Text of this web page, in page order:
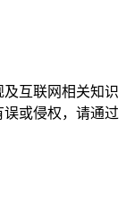
互联网相关知识
或侵权，请通过